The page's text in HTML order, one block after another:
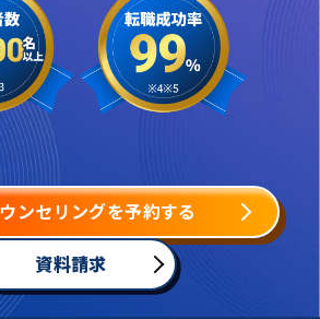
ンセリングを予約する
資料請求